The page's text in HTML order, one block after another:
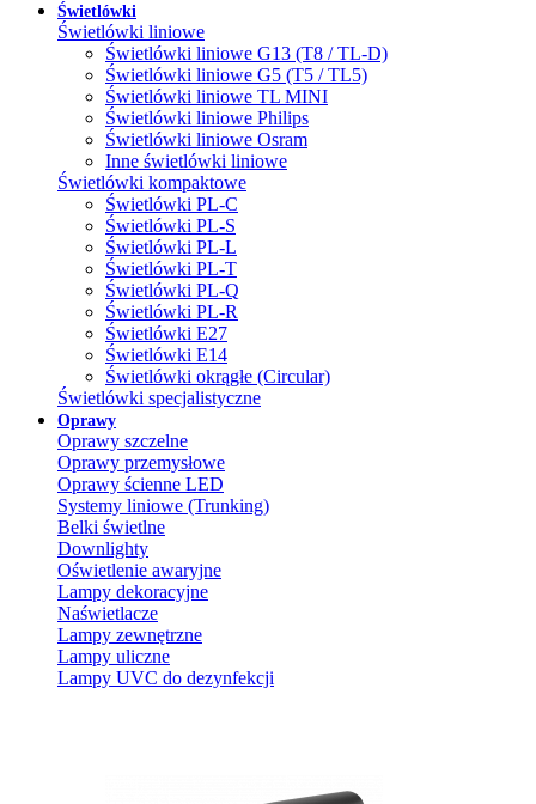
Świetlówki
Świetlówki liniowe
Świetlówki liniowe G13 (T8 / TL-D)
Świetlówki liniowe G5 (T5 / TL5)
Świetlówki liniowe TL MINI
Świetlówki liniowe Philips
Świetlówki liniowe Osram
Inne świetlówki liniowe
Świetlówki kompaktowe
Świetlówki PL-C
Świetlówki PL-S
Świetlówki PL-L
Świetlówki PL-T
Świetlówki PL-Q
Świetlówki PL-R
Świetlówki E27
Świetlówki E14
Świetlówki okrągłe (Circular)
Świetlówki specjalistyczne
Oprawy
Oprawy szczelne
Oprawy przemysłowe
Oprawy ścienne LED
Systemy liniowe (Trunking)
Belki świetlne
Downlighty
Oświetlenie awaryjne
Lampy dekoracyjne
Naświetlacze
Lampy zewnętrzne
Lampy uliczne
Lampy UVC do dezynfekcji